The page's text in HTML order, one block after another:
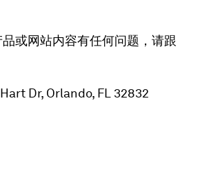
或网站内容有任何问题，请跟
Dr, Orlando, FL 32832